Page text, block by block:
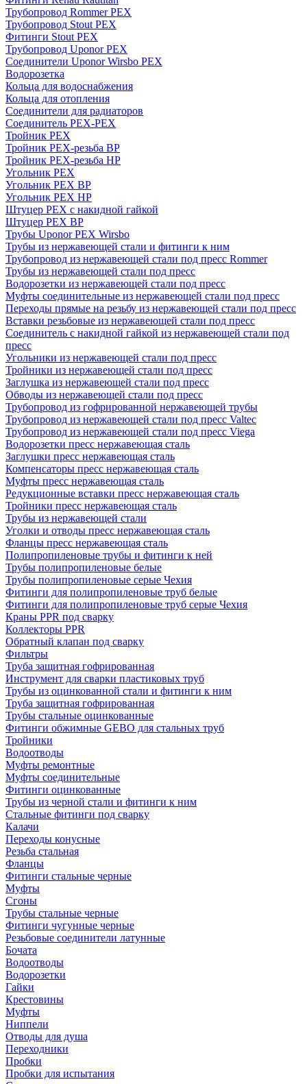
Трубопровод Rommer PEX
Трубопровод Stout PEX
Фитинги Stout PEX
Трубопровод Uponor PEX
Соединители Uponor Wirsbo PEX
Водорозетка
Кольца для водоснабжения
Кольца для отопления
Соединители для радиаторов
Соединитель PEX-PEX
Тройник PEX
Тройник PEX-резьба ВР
Тройник PEX-резьба НР
Угольник PEX
Угольник PEX ВР
Угольник PEX НР
Штуцер PEX c накидной гайкой
Штуцер PEX ВР
Трубы Uponor PEX Wirsbo
Трубы из нержавеющей стали и фитинги к ним
Трубопровод из нержавеющей стали под пресс Rommer
Трубы из нержавеющей стали под пресс
Водорозетки из нержавеющей стали под пресс
Муфты соединительные из нержавеющей стали под пресс
Переходы прямые на резьбу из нержавеющей стали под пресс
Вставки резьбовые из нержавеющей стали под пресс
Соединитель с накидной гайкой из нержавеющей стали под
пресс
Угольники из нержавеющей стали под пресс
Тройники из нержавеющей стали под пресс
Заглушка из нержавеющей стали под пресс
Обводы из нержавеющей стали под пресс
Трубопровод из гофрированной нержавеющей трубы
Трубопровод из нержавеющей стали под пресс Valtec
Трубопровод из нержавеющей стали под пресс Viega
Водорозетки пресс нержавеющая сталь
Заглушки пресс нержавеющая сталь
Компенсаторы пресс нержавеющая сталь
Муфты пресс нержавеющая сталь
Редукционные вставки пресс нержавеющая сталь
Тройники пресс нержавеющая сталь
Трубы из нержавеющей стали
Уголки и отводы пресс нержавеющая сталь
Фланцы пресс нержавеющая сталь
Полипропиленовые трубы и фитинги к ней
Трубы полипропиленовые белые
Трубы полипропиленовые серые Чехия
Фитинги для полипропиленовые труб белые
Фитинги для полипропиленовые труб серые Чехия
Краны PPR под сварку
Коллекторы PPR
Обратный клапан под сварку
Фильтры
Труба защитная гофрированная
Инструмент для сварки пластиковых труб
Трубы из оцинкованной стали и фитинги к ним
Труба защитная гофрированная
Трубы стальные оцинкованные
Фитинги обжимные GEBO для стальных труб
Тройники
Водоотводы
Муфты ремонтные
Муфты соединительные
Фитинги оцинкованные
Трубы из черной стали и фитинги к ним
Стальные фитинги под сварку
Калачи
Переходы конусные
Резьба стальная
Фланцы
Фитинги стальные черные
Муфты
Сгоны
Трубы стальные черные
Фитинги чугунные черные
Резьбовые соединители латунные
Бочата
Водоотводы
Водорозетки
Гайки
Крестовины
Муфты
Ниппели
Отводы для душа
Переходники
Пробки
Пробки для испытания